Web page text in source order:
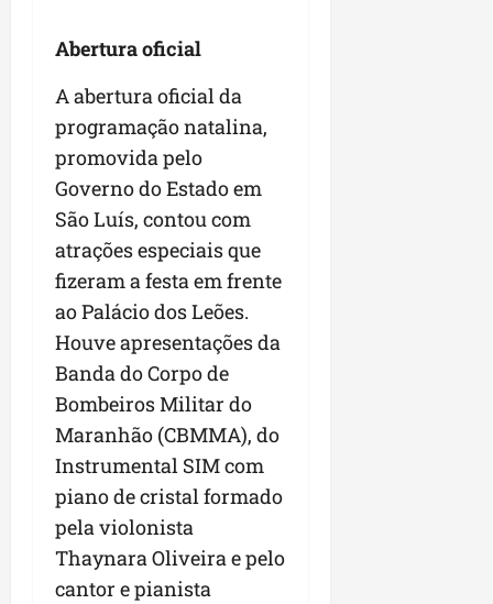
Abertura oficial
A abertura oficial da
programação natalina,
promovida pelo
Governo do Estado em
São Luís, contou com
atrações especiais que
fizeram a festa em frente
ao Palácio dos Leões.
Houve apresentações da
Banda do Corpo de
Bombeiros Militar do
Maranhão (CBMMA), do
Instrumental SIM com
piano de cristal formado
pela violonista
Thaynara Oliveira e pelo
cantor e pianista